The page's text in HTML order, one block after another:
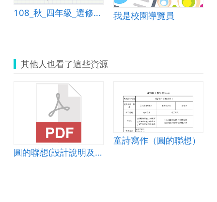
108_秋_四年級_選修課_簡報教學_默契解說 我是校園導覽員
其他人也看了這些資源
圓的聯想(設計說明及學習單)
童詩寫作（圓的聯想）